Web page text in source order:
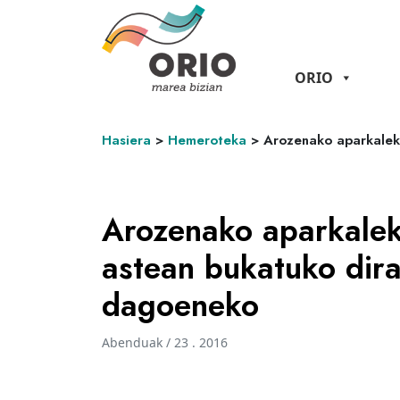
ORIO
Hasiera > Hemeroteka > Arozenako
Arozenako
astean bukatuko
dagoeneko
Abenduak / 23 . 2016